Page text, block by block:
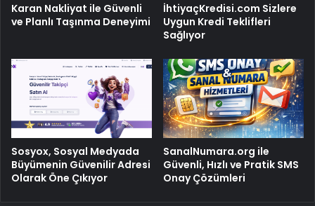
Karan Nakliyat ile Güvenli
ve Planlı Taşınma Deneyimi
İhtiyaçKredisi.com Sizlere
Uygun Kredi Teklifleri
Sağlıyor
Sosyox, Sosyal Medyada
Büyümenin Güvenilir Adresi
Olarak Öne Çıkıyor
SanalNumara.org ile
Güvenli, Hızlı ve Pratik SMS
Onay Çözümleri